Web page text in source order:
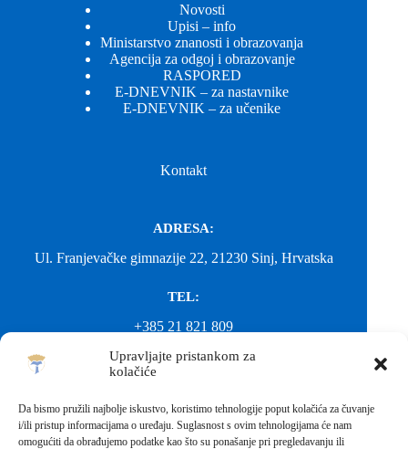
Upravljajte pristankom za
kolačiće
Da bismo pružili najbolje iskustvo, koristimo tehnologije poput kolačića za čuvanje
i/ili pristup informacijama o uređaju. Suglasnost s ovim tehnologijama će nam
omogućiti da obrađujemo podatke kao što su ponašanje pri pregledavanju ili
Novosti
Upisi – info
Ministarstvo znanosti i obrazovanja
Agencija za odgoj i obrazovanje
RASPORED
E-DNEVNIK – za nastavnike
E-DNEVNIK – za učenike
Kontakt
ADRESA:
Ul. Franjevačke gimnazije 22, 21230 Sinj, Hrvatska
TEL:
+385 21 821 809
EMAIL:
EMAIL: